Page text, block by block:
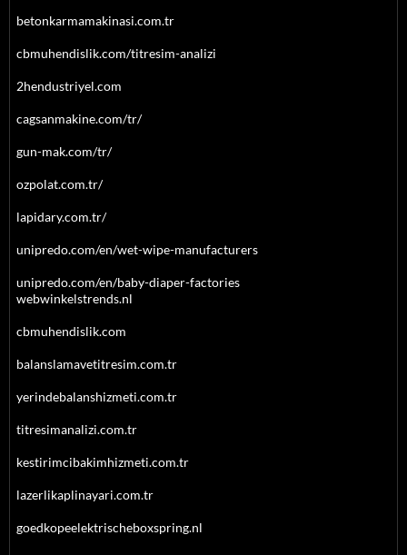
betonkarmamakinasi.com.tr
cbmuhendislik.com/titresim-analizi
2hendustriyel.com
cagsanmakine.com/tr/
gun-mak.com/tr/
ozpolat.com.tr/
lapidary.com.tr/
unipredo.com/en/wet-wipe-manufacturers
unipredo.com/en/baby-diaper-factories
webwinkelstrends.nl
cbmuhendislik.com
balanslamavetitresim.com.tr
yerindebalanshizmeti.com.tr
titresimanalizi.com.tr
kestirimcibakimhizmeti.com.tr
lazerlikaplinayari.com.tr
goedkopeelektrischeboxspring.nl